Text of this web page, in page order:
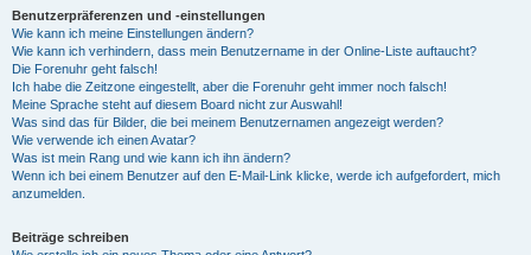
Benutzerpräferenzen und -einstellungen
Wie kann ich meine Einstellungen ändern?
Wie kann ich verhindern, dass mein Benutzername in der Online-Liste auftaucht?
Die Forenuhr geht falsch!
Ich habe die Zeitzone eingestellt, aber die Forenuhr geht immer noch falsch!
Meine Sprache steht auf diesem Board nicht zur Auswahl!
Was sind das für Bilder, die bei meinem Benutzernamen angezeigt werden?
Wie verwende ich einen Avatar?
Was ist mein Rang und wie kann ich ihn ändern?
Wenn ich bei einem Benutzer auf den E-Mail-Link klicke, werde ich aufgefordert, mich
anzumelden.
Beiträge schreiben